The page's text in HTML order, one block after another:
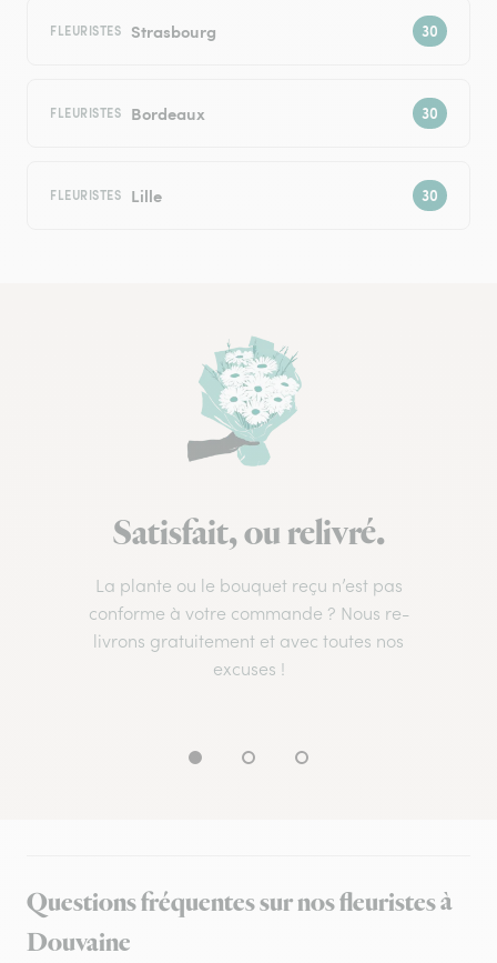
FLEURISTES Strasbourg
FLEURISTES Bordeaux
FLEURISTES Lille
Satisfait, ou relivré.
La plante ou le bouquet reçu n’est pas
conforme à votre commande ? Nous re-
livrons gratuitement et avec toutes nos
excuses !
Questions fréquentes sur nos fleuristes à
Douvaine